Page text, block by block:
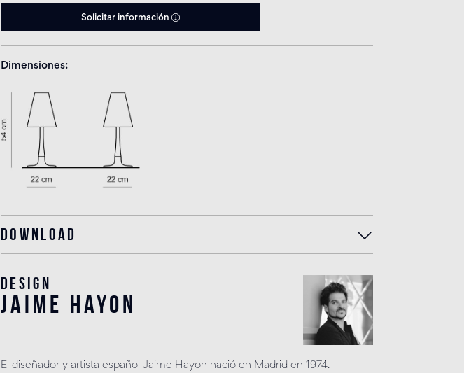
Solicitar información
Dimensiones
Download
Design
jaime hayon
El diseñador y artista español Jaime Hayon nació en Madrid en 1974.